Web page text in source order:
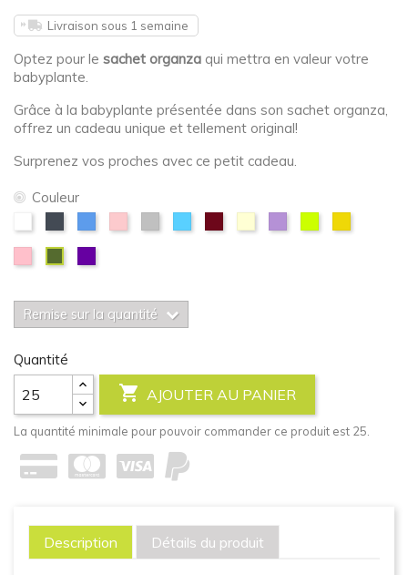
Livraison sous 1 semaine
Optez pour le sachet organza qui mettra en valeur votre
babyplante.
Grâce à la babyplante présentée dans son sachet organza,
offrez un cadeau unique et tellement original!
Surprenez vos proches avec ce petit cadeau.
Couleur
Remise sur la quantité
Quantité
 AJOUTER AU PANIER
La quantité minimale pour pouvoir commander ce produit est 25.
Description Détails du produit